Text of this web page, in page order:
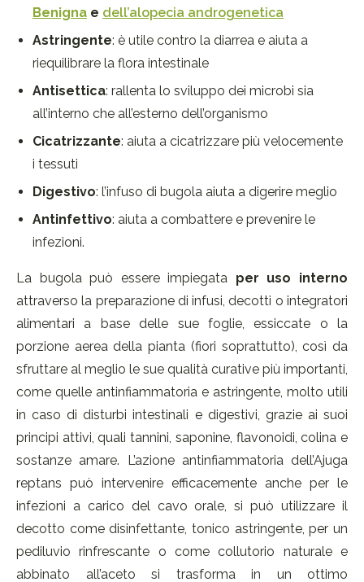
Benigna e dell’alopecia androgenetica
Astringente: è utile contro la diarrea e aiuta a
riequilibrare la flora intestinale
Antisettica: rallenta lo sviluppo dei microbi sia
all’interno che all’esterno dell’organismo
Cicatrizzante: aiuta a cicatrizzare più velocemente
i tessuti
Digestivo: l’infuso di bugola aiuta a digerire meglio
Antinfettivo: aiuta a combattere e prevenire le
infezioni.
La bugola può essere impiegata per uso interno
attraverso la preparazione di infusi, decotti o integratori
alimentari a base delle sue foglie, essiccate o la
porzione aerea della pianta (fiori soprattutto), così da
sfruttare al meglio le sue qualità curative più importanti,
come quelle antinfiammatoria e astringente, molto utili
in caso di disturbi intestinali e digestivi, grazie ai suoi
principi attivi, quali tannini, saponine, flavonoidi, colina e
sostanze amare. L’azione antinfiammatoria dell’Ajuga
reptans può intervenire efficacemente anche per le
infezioni a carico del cavo orale, si può utilizzare il
decotto come disinfettante, tonico astringente, per un
pediluvio rinfrescante o come collutorio naturale e
abbinato all’aceto si trasforma in un ottimo